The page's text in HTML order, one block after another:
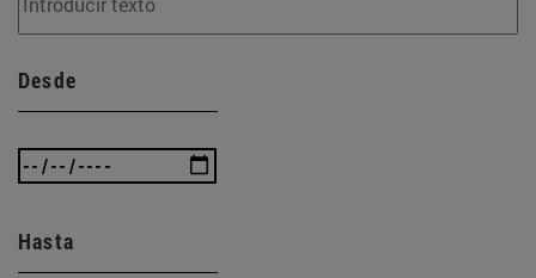
Desde
Hasta